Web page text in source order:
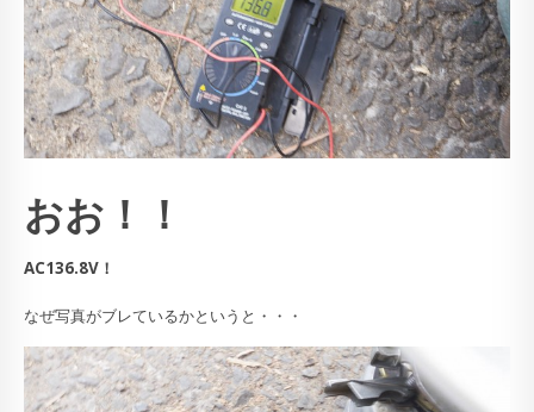
おお！！
AC136.8V！
なぜ写真がブレているかというと・・・